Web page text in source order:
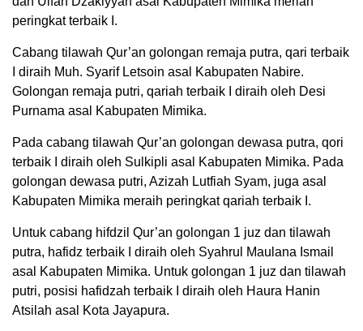
peringkat terbaik I.
Cabang tilawah Qur’an golongan remaja putra, qari terbaik
I diraih Muh. Syarif Letsoin asal Kabupaten Nabire.
Golongan remaja putri, qariah terbaik I diraih oleh Desi
Purnama asal Kabupaten Mimika.
Pada cabang tilawah Qur’an golongan dewasa putra, qori
terbaik I diraih oleh Sulkipli asal Kabupaten Mimika. Pada
golongan dewasa putri, Azizah Lutfiah Syam, juga asal
Kabupaten Mimika meraih peringkat qariah terbaik I.
Untuk cabang hifdzil Qur’an golongan 1 juz dan tilawah
putra, hafidz terbaik I diraih oleh Syahrul Maulana Ismail
asal Kabupaten Mimika. Untuk golongan 1 juz dan tilawah
putri, posisi hafidzah terbaik I diraih oleh Haura Hanin
Atsilah asal Kota Jayapura.